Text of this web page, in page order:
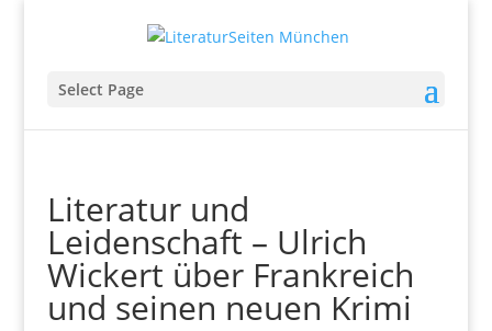
Select Page
Literatur und
Leidenschaft – Ulrich
Wickert über Frankreich
und seinen neuen Krimi